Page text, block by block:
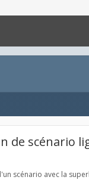
de scénario
scénario avec la